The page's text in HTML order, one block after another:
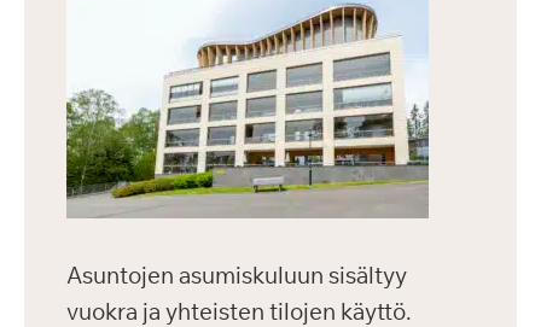
Asuntojen asumiskuluun sisältyy
vuokra ja yhteisten tilojen käyttö.